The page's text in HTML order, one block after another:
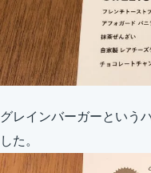
グレインバーガーという
した。